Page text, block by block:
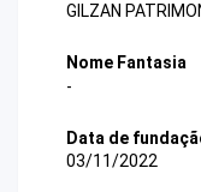
GILZAN
Nome Fantasia
-
Data de
03/11/2022